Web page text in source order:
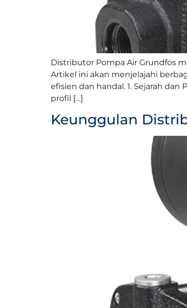
Distributor Pompa Air Grundfos
Artikel ini akan menjelajahi
efisien dan handal. 1. Sejarah
profil […]
Keunggulan